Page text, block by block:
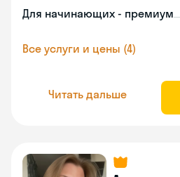
Для начинающих - премиум
Все услуги и цены (4)
Читать дальше